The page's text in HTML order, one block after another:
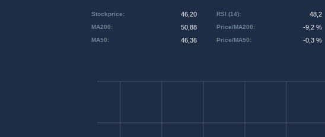
Stockprice: 46,20
MA50: 46,36
MA200: 50,88 Price/MA200: -9,2 %
RSI (14): 48,2
Price/MA50: -0,3 %